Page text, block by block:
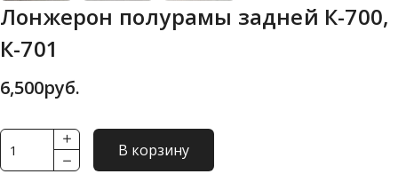
Лонжерон полурамы задней К-700,
К-701
6,500руб.
Количество
товара
В корзину